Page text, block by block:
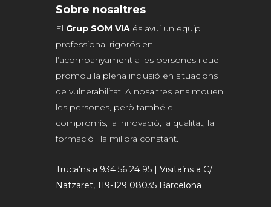
Sobre nosaltres
El Grup SOM VIA és avui un equip
professional rigorós en
l’acompanyament a les persones i que
promou la plena inclusió en situacions
de vulnerabilitat. A nosaltres ens mouen
les persones, però també el
compromís, la innovació, la qualitat, la
formació i la millora constant.
Truca’ns a 934 56 24 95 | Visita’ns a C/
Natzaret, 119-129 08035 Barcelona